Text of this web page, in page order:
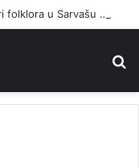
Folkloraši iz Hrvatske i šire na Smotri folklora u Sarvašu oživjeli narodnu pjesmu i ples